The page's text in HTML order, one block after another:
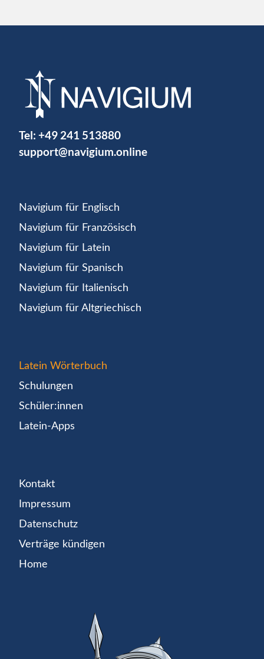
Tel: +49 241 513880
support@navigium.online
Navigium für Englisch
Navigium für Französisch
Navigium für Latein
Navigium für Spanisch
Navigium für Italienisch
Navigium für Altgriechisch
Latein Wörterbuch
Schulungen
Schüler:innen
Latein-Apps
Kontakt
Impressum
Datenschutz
Verträge kündigen
Home